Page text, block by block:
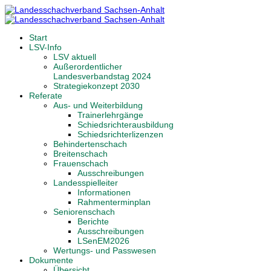
Start
LSV-Info
LSV aktuell
Außerordentlicher
Landesverbandstag 2024
Strategiekonzept 2030
Referate
Aus- und Weiterbildung
Trainerlehrgänge
Schiedsrichterausbildung
Schiedsrichterlizenzen
Behindertenschach
Breitenschach
Frauenschach
Ausschreibungen
Landesspielleiter
Informationen
Rahmenterminplan
Seniorenschach
Berichte
Ausschreibungen
LSenEM2026
Wertungs- und Passwesen
Dokumente